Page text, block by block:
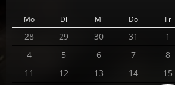
Mo Di Mi Do Fr
28 29 30 31 1
4
5 6 7 8
11
12 13 14 15